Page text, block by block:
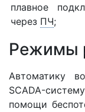
плавное
через ПЧ;
Режимы
Автоматику
SCADA-
помощи